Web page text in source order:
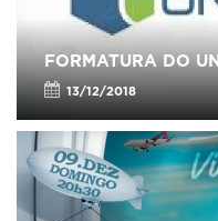
FORMATURA DO
13/12/2018